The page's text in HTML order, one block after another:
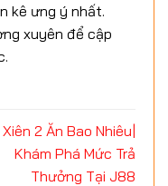
kê ưng ý nhất.
xuyên để cập
2 Ăn Bao Nhiêu|
Khám Phá Mức Trả
Thưởng Tại J88